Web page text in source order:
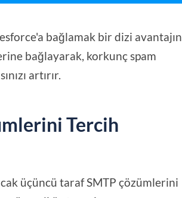
bağlamak bir dizi avantajın
bağlayarak, korkunç spam
artırır.
Tercih
üçüncü taraf SMTP çözümlerini